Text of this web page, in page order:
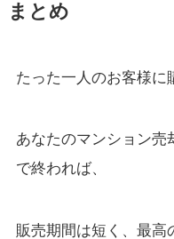
まとめ
たった一人のお客様に
あなたのマンション売
で終われば、
販売期間は短く、最高